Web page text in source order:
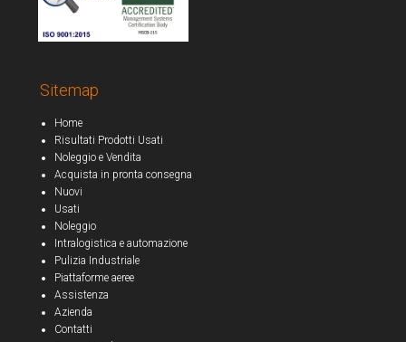
Sitemap
Home
Risultati Prodotti Usati
Noleggio e Vendita
Acquista in pronta consegna
Nuovi
Usati
Noleggio
Intralogistica e automazione
Pulizia Industriale
Piattaforme aeree
Assistenza
Azienda
Contatti